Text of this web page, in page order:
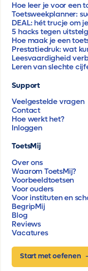
Hoe leer je voor een
Toetsweekplanner:
DEAL: hét trucje om
5 hacks tegen
Hoe maak je een
Prestatiedruk: wat
Leesvaardigheid
Leren van slechte
Support
Veelgestelde vragen
Contact
Hoe werkt het?
Inloggen
ToetsMij
Over ons
Waarom ToetsMij?
Voorbeeldtoetsen
Voor ouders
Voor instituten en
BegripMij
Blog
Reviews
Vacatures
Start met oefenen